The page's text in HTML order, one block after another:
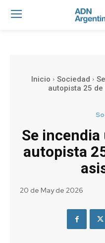
Inicio Sociedad
autopista 25
Se
autopista
20 de May de 2026